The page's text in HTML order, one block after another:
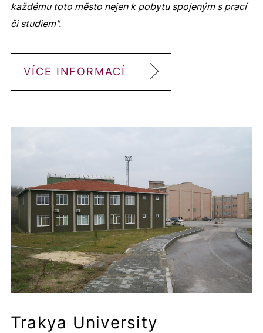
každému toto město nejen k pobytu spojeným s prací
či studiem".
VÍCE INFORMACÍ
Trakya University